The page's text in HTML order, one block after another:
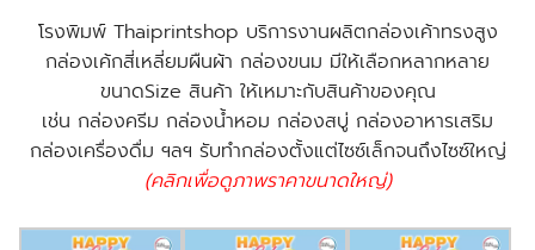
โรงพิมพ์ Thaiprintshop บริการงานผลิตกล่องเค้าทรงสูง
กล่องเค้กสี่เหลี่ยมผืนผ้า กล่องขนม มีให้เลือกหลากหลาย
ขนาดSize สินค้า ให้เหมาะกับสินค้าของคุณ
เช่น กล่องครีม กล่องน้ำหอม กล่องสบู่ กล่องอาหารเสริม
กล่องเครื่องดื่ม ฯลฯ รับทำกล่องตั้งแต่ไซซ์เล็กจนถึงไซซ์ใหญ่
(คลิกเพื่อดูภาพราคาขนาดใหญ่)